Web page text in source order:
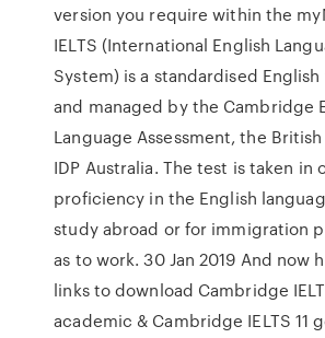
version you require within the
IELTS (International English
System) is a standardised
and managed by the Cambridge
Language Assessment, the
IDP Australia. The test is taken in
proficiency in the English
study abroad or for immigration
as to work. 30 Jan 2019 And now
links to download Cambridge
academic & Cambridge IELTS 11